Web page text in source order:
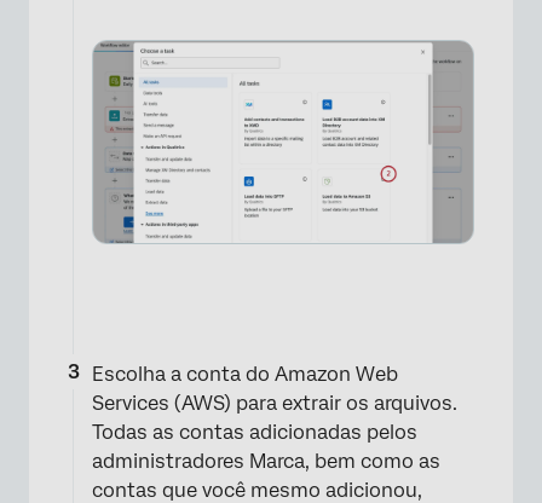
×
Escolha a conta do Amazon Web
Services (AWS) para extrair os arquivos.
Todas as contas adicionadas pelos
administradores Marca, bem como as
contas que você mesmo adicionou,